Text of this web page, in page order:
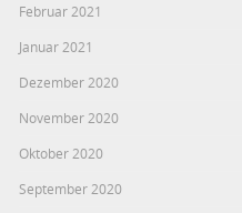
Februar 2021
Januar 2021
Dezember 2020
November 2020
Oktober 2020
September 2020